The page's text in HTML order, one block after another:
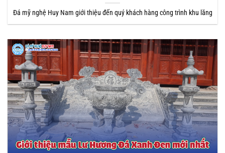
Đá mỹ nghệ Huy Nam giới thiệu đến quý khách hàng công trình khu lăng